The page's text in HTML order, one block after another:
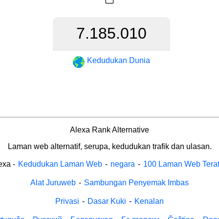
7.185.010
Kedudukan Dunia
Alexa Rank Alternative
Laman web alternatif, serupa, kedudukan trafik dan ulasan.
- Kedudukan Laman Web - negara - 100 Laman Web
Alat Juruweb - Sambungan Penyemak Imbas
Privasi - Dasar Kuki - Kenalan